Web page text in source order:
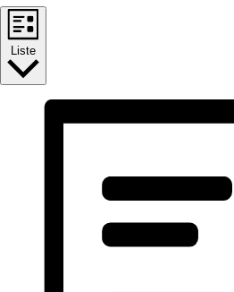
Liste